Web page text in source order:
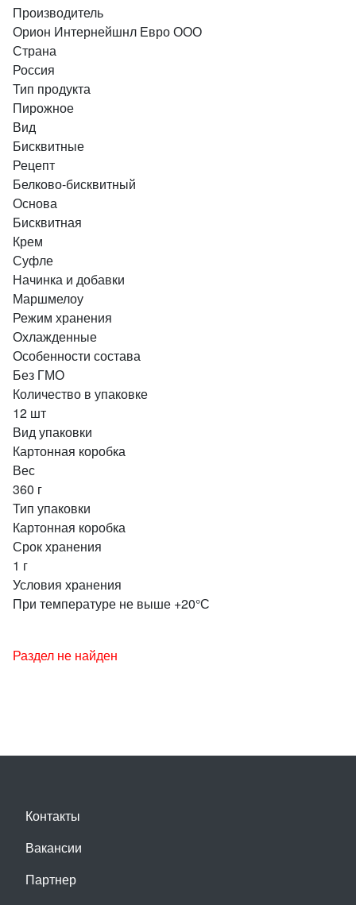
Производитель
Орион Интернейшнл Евро ООО
Страна
Россия
Тип продукта
Пирожное
Вид
Бисквитные
Рецепт
Белково-бисквитный
Основа
Бисквитная
Крем
Суфле
Начинка и добавки
Маршмелоу
Режим хранения
Охлажденные
Особенности состава
Без ГМО
Количество в упаковке
12 шт
Вид упаковки
Картонная коробка
Вес
360 г
Тип упаковки
Картонная коробка
Срок хранения
1 г
Условия хранения
При температуре не выше +20°С
Раздел не найден
Контакты
Вакансии
Партнер